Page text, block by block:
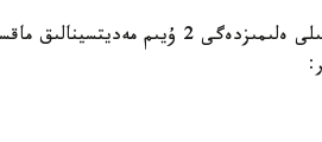
قۇجاتتا جازىلعانداي، كەلەر جىلى